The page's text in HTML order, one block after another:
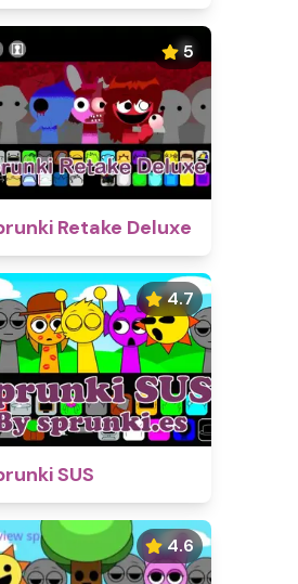
5
Retake Deluxe
4.7
SUS
4.6